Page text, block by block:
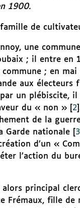
1900.
de
une
; il entre en
; en mai
aux électeurs
un plébiscite, il
du « non »[ 2]
de la
Garde nationale[ 3]
d’un «
l’action du
principal
Frémaux, fille de